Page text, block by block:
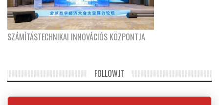
SZÁMÍTÁSTECHNIKAI INNOVÁCIÓS KÖZPONTJA
FOLLOW.IT